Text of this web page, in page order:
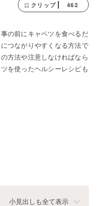
クリップ 462
の前にキャベツを食べるだ
つながりやすくなる方法で
方法や注意しなければなら
を使ったヘルシーレシピも
小見出しも全て表示